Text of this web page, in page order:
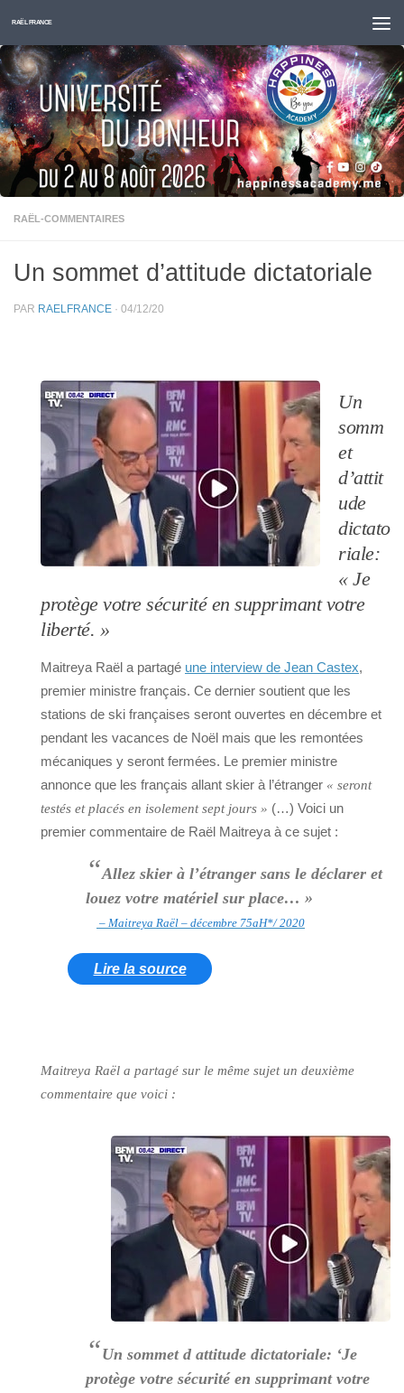
Skip to content
RAËL FRANCE
RAËL-COMMENTAIRES
Un sommet d’attitude dictatoriale
PAR RAELFRANCE · 04/12/20
Un
somm
et
d’attit
ude
dictato
riale:
« Je
protège votre sécurité en supprimant votre
liberté. »
Maitreya Raël a partagé une interview de Jean Castex,
premier ministre français. Ce dernier soutient que les
stations de ski françaises seront ouvertes en décembre et
pendant les vacances de Noël mais que les remontées
mécaniques y seront fermées. Le premier ministre
annonce que les français allant skier à l’étranger « seront
testés et placés en isolement sept jours » (…) Voici un
premier commentaire de Raël Maitreya à ce sujet :
“Allez skier à l’étranger sans le déclarer et
louez votre matériel sur place… »
– Maitreya Raël – décembre 75aH*/ 2020
Lire la source
Maitreya Raël a partagé sur le même sujet un deuxième
commentaire que voici :
“Un sommet d attitude dictatoriale: ‘Je
protège votre sécurité en supprimant votre